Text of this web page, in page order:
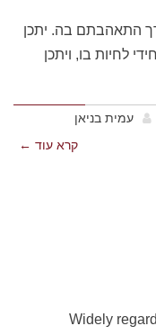
התאהבתם בה. יתכן
לחיות בו, ויתכן
עמית בניאן
קרא עוד ←
Widely